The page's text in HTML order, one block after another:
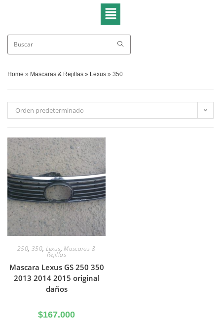
Home » Mascaras & Rejillas » Lexus » 350
Orden predeterminado
250, 350, Lexus,Mascaras &
Rejillas
Mascara Lexus GS 250 350
2013 2014 2015 original
daños
$167.000